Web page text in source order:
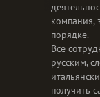
компания,
порядке.
Все
русским,
получить